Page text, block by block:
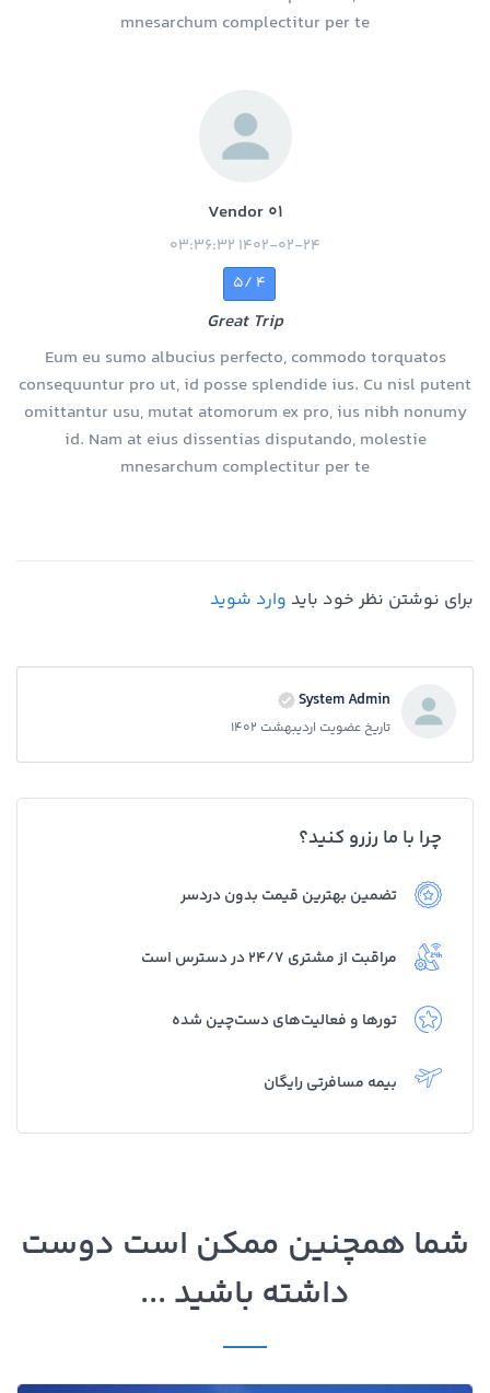
mnesarchum complectitur per te
Vendor 01
1402-02-24 03:36:32
4 /5
Great Trip
Eum eu sumo albucius perfecto, commodo torquatos
consequuntur pro ut, id posse splendide ius. Cu nisl putent
omittantur usu, mutat atomorum ex pro, ius nibh nonumy
id. Nam at eius dissentias disputando, molestie
mnesarchum complectitur per te
برای نوشتن نظر خود باید وارد شوید
System Admin
تاریخ عضویت اردیبهشت 1402
چرا با ما رزرو کنید؟
تضمین بهترین قیمت بدون دردسر
مراقبت از مشتری 24/7 در دسترس است
تورها و فعالیت‌های دست‌چین شده
بیمه مسافرتی رایگان
شما همچنین ممکن است دوست
داشته باشید ...